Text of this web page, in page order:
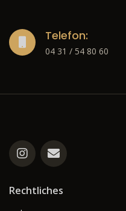
Telefon:
04 31 / 54 80 60
Rechtliches